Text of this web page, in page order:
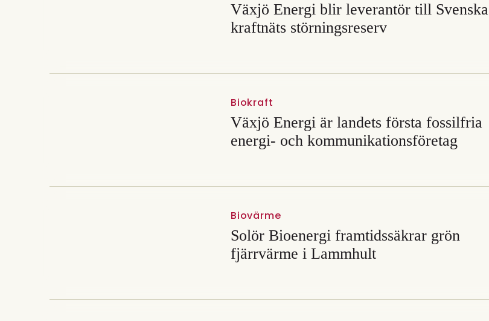
Växjö Energi blir leverantör till Svenska
kraftnäts störningsreserv
Biokraft
Växjö Energi är landets första fossilfria
energi- och kommunikationsföretag
Biovärme
Solör Bioenergi framtidssäkrar grön
fjärrvärme i Lammhult